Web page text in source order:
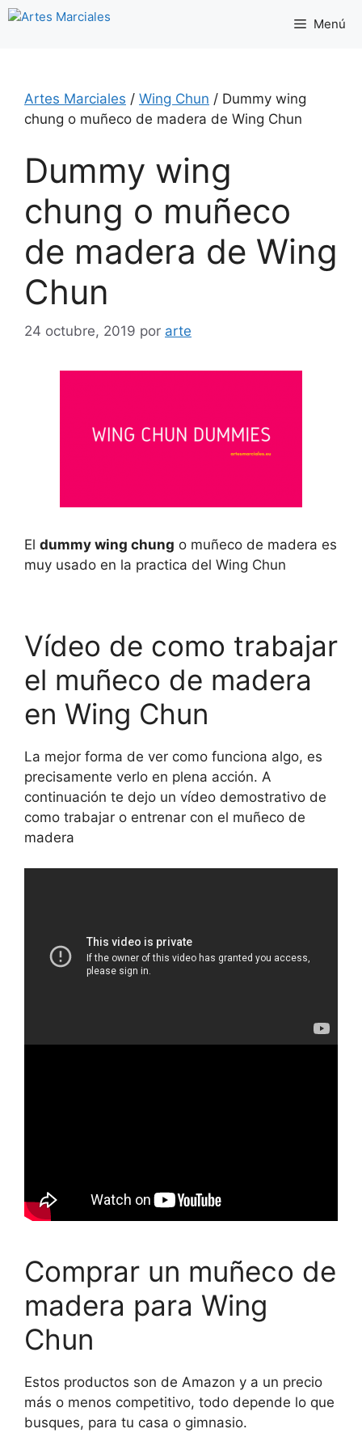
Saltar
Menú
Artes Marciales / Wing Chun / Dummy wing
chung o muñeco de madera de Wing Chun
Dummy wing
chung o muñeco
de madera de Wing
Chun
24 octubre, 2019 por arte
El dummy wing chung o muñeco de madera es
muy usado en la practica del Wing Chun
Vídeo de como trabajar
el muñeco de madera
en Wing Chun
La mejor forma de ver como funciona algo, es
precisamente verlo en plena acción. A
continuación te dejo un vídeo demostrativo de
como trabajar o entrenar con el muñeco de
madera
Comprar un muñeco de
madera para Wing
Chun
Estos productos son de Amazon y a un precio
más o menos competitivo, todo depende lo que
busques, para tu casa o gimnasio.